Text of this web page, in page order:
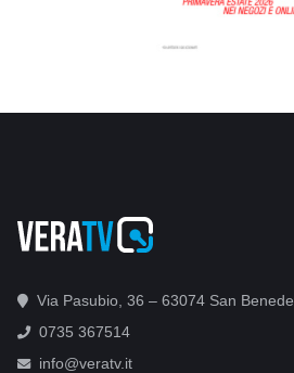
Via Pasubio, 36 – 63074 San
0735 367514
info@veratv.it